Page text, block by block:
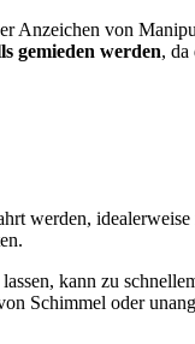
Anzeichen von
gemieden werden, da
werden,
kann zu
Schimmel oder